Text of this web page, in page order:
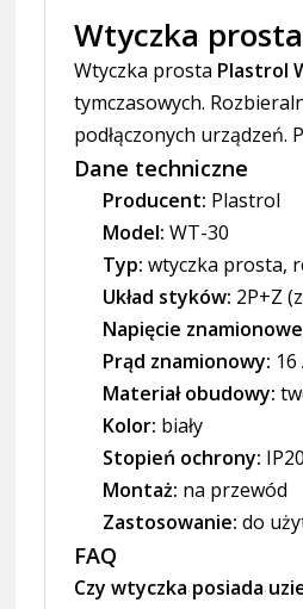
Wtyczka
Wtyczka prosta Plastrol
tymczasowych.
podłączonych
Dane techniczne
Producent: Plastrol
Model: WT-30
Typ: wtyczka prosta,
Układ styków: 2P+Z
Napięcie
Prąd znamionowy: 16
Materiał obudowy:
Kolor: biały
Stopień ochrony: IP20
Montaż: na przewód
Zastosowanie: do
FAQ
Czy wtyczka posiada